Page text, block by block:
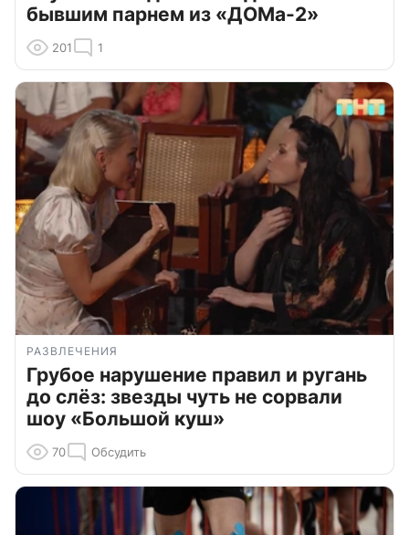
бывшим парнем из «ДОМа-2»
201 1
РАЗВЛЕЧЕНИЯ
Грубое нарушение правил и ругань
до слёз: звезды чуть не сорвали
шоу «Большой куш»
70 Обсудить